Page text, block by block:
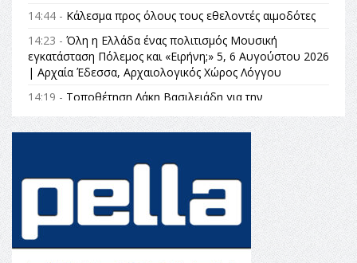
14:44 - Κάλεσμα προς όλους τους εθελοντές αιμοδότες
14:23 - Όλη η Ελλάδα ένας πολιτισμός Μουσική
εγκατάσταση Πόλεμος και «Ειρήνη;» 5, 6 Αυγούστου 2026
| Αρχαία Έδεσσα, Αρχαιολογικός Χώρος Λόγγου
14:19 - Τοποθέτηση Λάκη Βασιλειάδη για την
Αναθεώρηση του Συντάγματος: «Σε τέτοιες κορυφαίες
θεσμικές διαδικασίες υπάρχει μόνο η ευθύνη απέναντι
Το πρόγραμμα του ΠΑΟΚ στον δεύτερο γύρο του
Champions League!
16:27 -
Όλυμπος: Εντάχθηκε στον Κατάλογο Παγκόσμιας
Κληρονομιάς της UNESCO – Ομόφωνη η απόφαση Ο
Όλυμπος αναγνωρίστηκε ως φυσικό και πολιτιστικό
αγαθό εξέχουσας οικουμενικής αξίας για την